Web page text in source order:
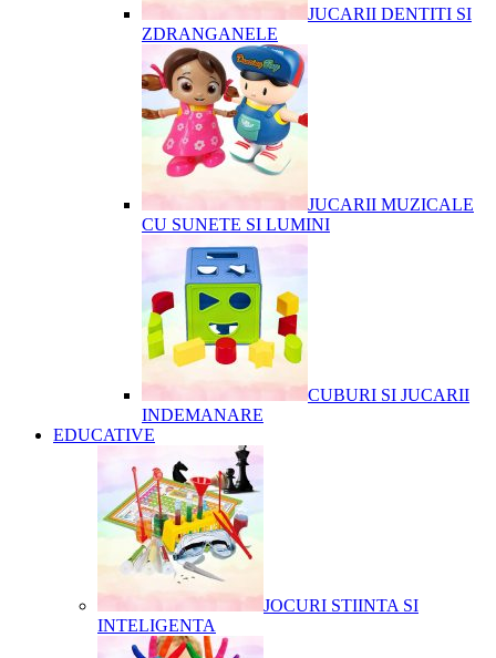
JUCARII DENTITI SI
ZDRANGANELE
JUCARII MUZICALE
CU SUNETE SI LUMINI
CUBURI SI JUCARII
INDEMANARE
EDUCATIVE
JOCURI STIINTA SI
INTELIGENTA